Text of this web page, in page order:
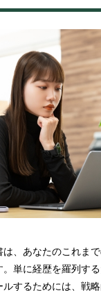
は、あなたのこれま
。単に経歴を羅列す
ルするためには、戦